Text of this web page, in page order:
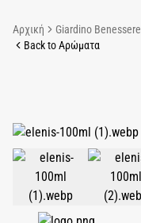
Αρχική Giardino Benessere
Back to Αρώματα